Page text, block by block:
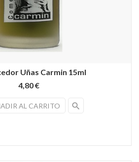
Uñas Carmin 15ml
4,80 €
AL CARRITO search